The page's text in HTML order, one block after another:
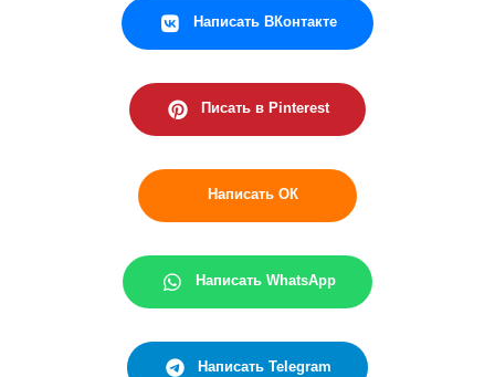
Написать ВКонтакте
Писать в Pinterest
Написать ОК
Написать WhatsApp
Написать Telegram